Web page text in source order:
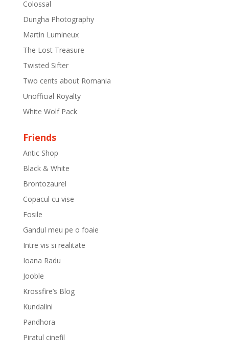
Colossal
Dungha Photography
Martin Lumineux
The Lost Treasure
Twisted Sifter
Two cents about Romania
Unofficial Royalty
White Wolf Pack
Friends
Antic Shop
Black & White
Brontozaurel
Copacul cu vise
Fosile
Gandul meu pe o foaie
Intre vis si realitate
Ioana Radu
Jooble
Krossfire’s Blog
Kundalini
Pandhora
Piratul cinefil